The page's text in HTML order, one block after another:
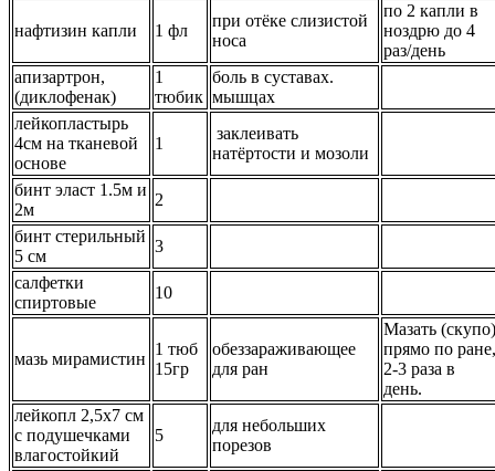
нафтизин капли 1 фл
при отёке слизистой
носа
по 2 капли в
ноздрю до 4
раз/день
апизартрон,
(диклофенак)
1
тюбик
боль в суставах.
мышцах
лейкопластырь
4см на тканевой
основе
1
заклеивать
натёртости и мозоли
бинт эласт 1.5м и
2м
2
бинт стерильный
5 см
3
салфетки
спиртовые
10
мазь мирамистин
1 тюб
15гр
обеззараживающее
для ран
Мазать (скупо)
прямо по ране,
2-3 раза в
день.
лейкопл 2,5х7 см
с подушечками
влагостойкий
5
для небольших
порезов